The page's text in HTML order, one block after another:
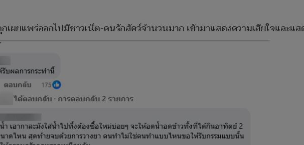
เผยแพร่ออกไปมีชาวเน็ต-คนรักสัคว์จำนวนมาก เข้ามาแสดงความเสียใจและแ